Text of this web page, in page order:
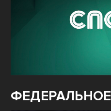
ФЕДЕРАЛЬНОЕ